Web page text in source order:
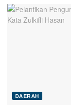
DAERAH